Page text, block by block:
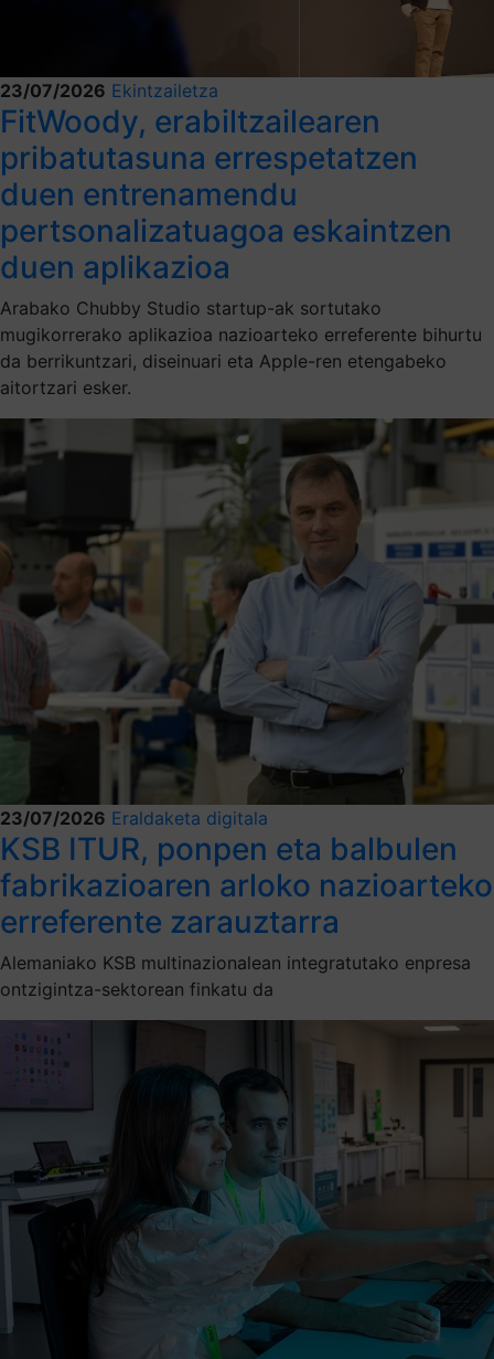
23/07/2026 Ekintzailetza
FitWoody, erabiltzailearen
pribatutasuna errespetatzen
duen entrenamendu
pertsonalizatuagoa eskaintzen
duen aplikazioa
Arabako Chubby Studio startup-ak sortutako
mugikorrerako aplikazioa nazioarteko erreferente bihurtu
da berrikuntzari, diseinuari eta Apple-ren etengabeko
aitortzari esker.
23/07/2026 Eraldaketa digitala
KSB ITUR, ponpen eta balbulen
fabrikazioaren arloko nazioarteko
erreferente zarauztarra
Alemaniako KSB multinazionalean integratutako enpresa
ontzigintza-sektorean finkatu da